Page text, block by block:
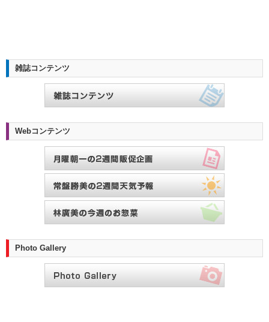
雑誌コンテンツ
Webコンテンツ
Photo Gallery